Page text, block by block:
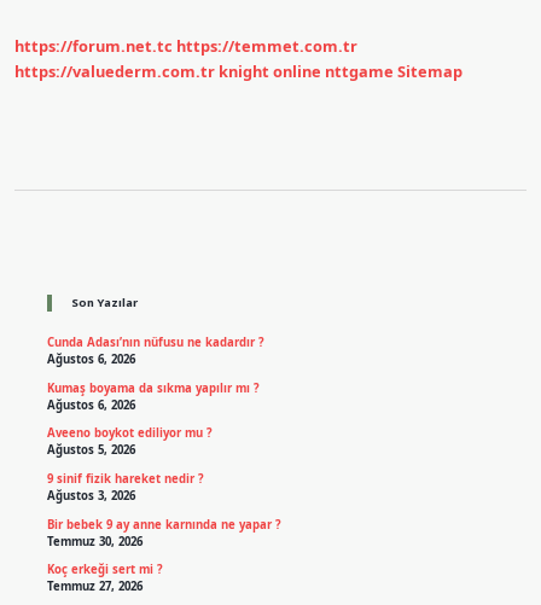
https://forum.net.tc https://temmet.com.tr
https://valuederm.com.tr knight online nttgame Sitemap
Son Yazılar
Cunda Adası’nın nüfusu ne kadardır ?
Ağustos 6, 2026
Kumaş boyama da sıkma yapılır mı ?
Ağustos 6, 2026
Aveeno boykot ediliyor mu ?
Ağustos 5, 2026
9 sinif fizik hareket nedir ?
Ağustos 3, 2026
Bir bebek 9 ay anne karnında ne yapar ?
Temmuz 30, 2026
Koç erkeği sert mi ?
Temmuz 27, 2026